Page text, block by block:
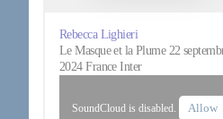
Rebecca Lighieri
Le Masque et la Plume 22
2024 France Inter
SoundCloud is disabled. Allow